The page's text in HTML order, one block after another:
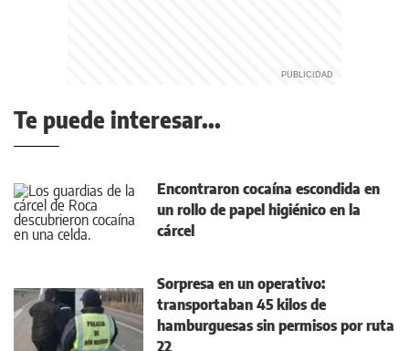
Te puede interesar...
Encontraron cocaína escondida en
un rollo de papel higiénico en la
cárcel
Sorpresa en un operativo:
transportaban 45 kilos de
hamburguesas sin permisos por ruta
22